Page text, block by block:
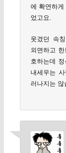
에 확연하게
었고요.
웃겼던 속
외면하고
호하는데
내세우는
러나지는 않